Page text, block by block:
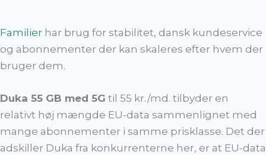
Familier har brug for stabilitet, dansk kundeservice
og abonnementer der kan skaleres efter hvem der
bruger dem.
Duka 55 GB med 5G til 55 kr./md. tilbyder en
relativt høj mængde EU-data sammenlignet med
mange abonnementer i samme prisklasse. Det der
adskiller Duka fra konkurrenterne her, er at EU-data